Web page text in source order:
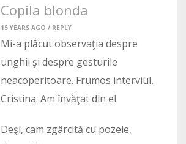
Copila blonda
15 YEARS AGO / REPLY
Mi-a plăcut observaţia despre
unghii şi despre gesturile
neacoperitoare. Frumos interviul,
Cristina. Am învăţat din el.
Deşi, cam zgârcită cu pozele,